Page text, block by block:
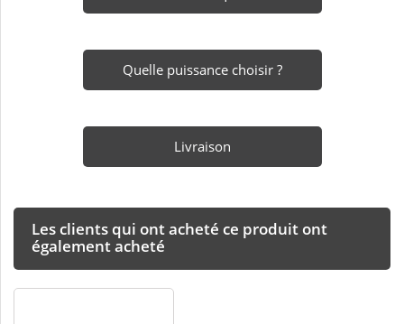
Quelle puissance choisir ?
Livraison
Les clients qui ont acheté ce produit ont
également acheté